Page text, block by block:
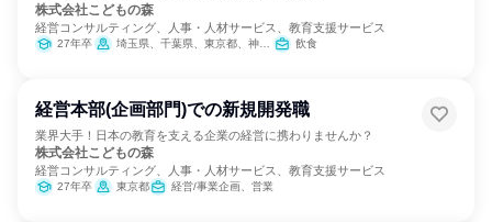
株式会社こどもの森
経営コンサルティング、人事・人材サービス、教育支援サービス
27年卒 埼玉県、千葉県、東京都、神奈川県 飲食
経営本部(企画部門)での新規開発職
業界大手！日本の教育を支える企業の経営に携わりませんか？
株式会社こどもの森
経営コンサルティング、人事・人材サービス、教育支援サービス
27年卒 東京都 経営/事業企画、営業